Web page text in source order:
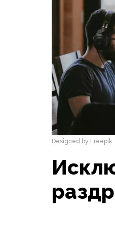
Designed by Freepik